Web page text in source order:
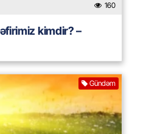
160
kimdir? –
Gündəm